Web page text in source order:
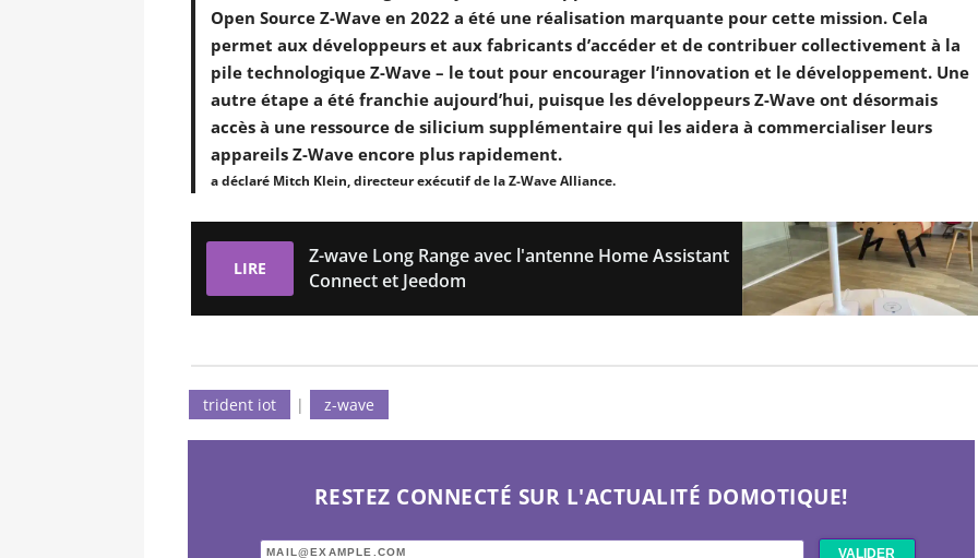
Open Source Z-Wave en 2022 a été une réalisation marquante pour cette mission. Cela
permet aux développeurs et aux fabricants d’accéder et de contribuer collectivement à la
pile technologique Z-Wave – le tout pour encourager l’innovation et le développement. Une
autre étape a été franchie aujourd’hui, puisque les développeurs Z-Wave ont désormais
accès à une ressource de silicium supplémentaire qui les aidera à commercialiser leurs
appareils Z-Wave encore plus rapidement.
a déclaré Mitch Klein, directeur exécutif de la Z-Wave Alliance.
LIRE
Z-wave Long Range avec l'antenne Home Assistant
Connect et Jeedom
trident iot | z-wave
RESTEZ CONNECTÉ SUR L'ACTUALITÉ DOMOTIQUE!